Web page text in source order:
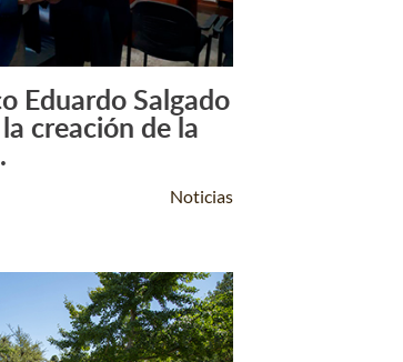
Leer Más +
Eduardo Salgado
creación de la
Noticias